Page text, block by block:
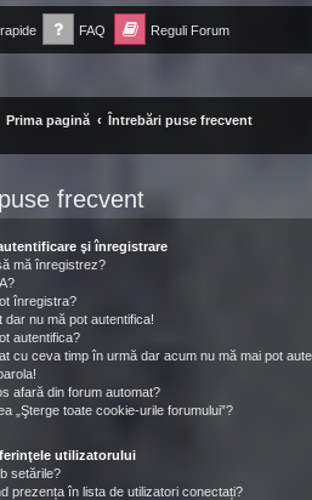
FAQ Reguli Forum
=-
Prima pagină Întrebări puse frecvent
frecvent
şi înregistrare
mă înregistrez?
înregistra?
dar nu mă pot autentifica!
autentifica?
cu ceva timp în urmă dar acum nu mă mai pot
afară din forum automat?
„Şterge toate cookie-urile forumului”?
utilizatorului
setările?
prezența în lista de utilizatori conectați?